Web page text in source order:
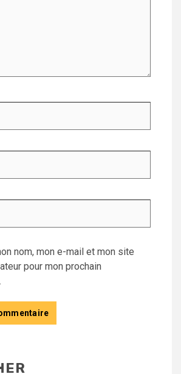
nom, mon e-mail et mon site
pour mon prochain